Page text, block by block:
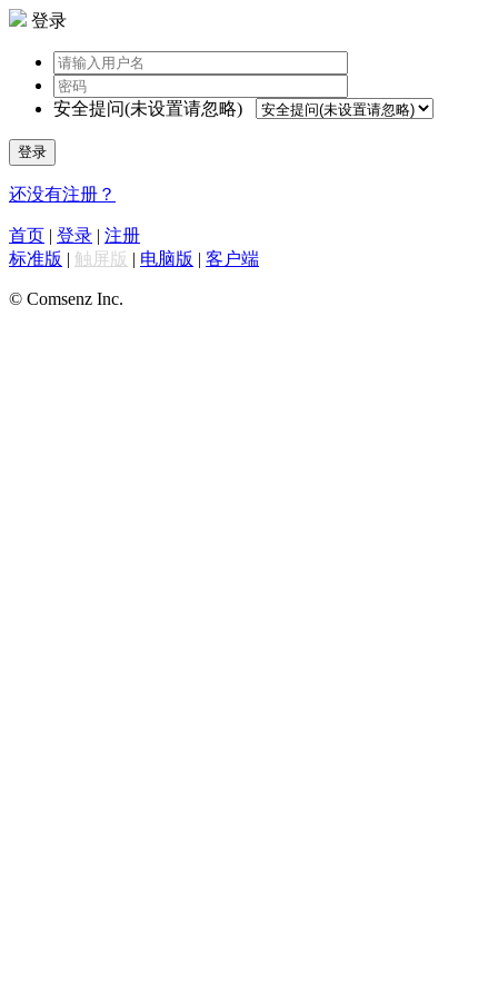
登录
安全提问(未设置请忽略)
登录
还没有注册？
首页 | 登录 | 注册
标准版 | 触屏版 | 电脑版 | 客户端
© Comsenz Inc.